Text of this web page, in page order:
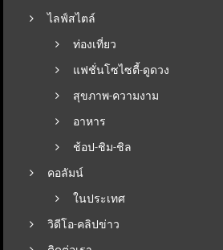
ไลฟ์สไตล์
ท่องเที่ยว
แฟชั่นโซไซตี้-ดูดวง
สุขภาพ-ความงาม
อาหาร
ช้อป-ชิม-ชิล
คอลัมน์
ในประเทศ
วิดีโอ-คลิปข่าว